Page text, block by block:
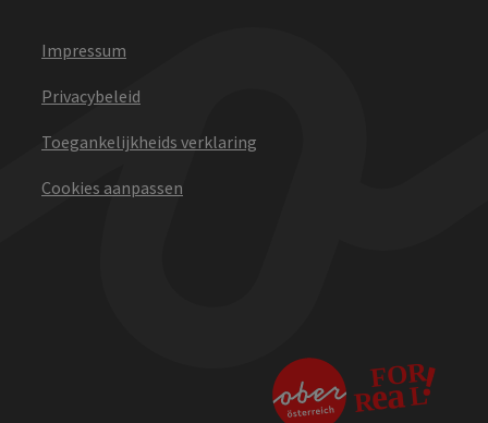
Impressum
Privacybeleid
Toegankelijkheids verklaring
Cookies aanpassen